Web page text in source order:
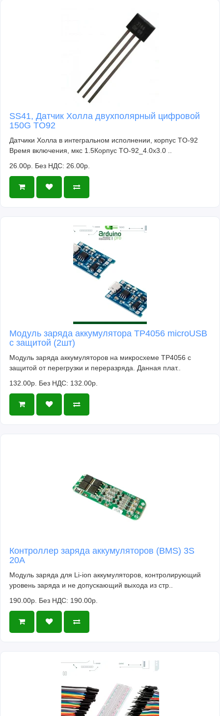
SS41, Датчик Холла двухполярный цифровой
150G TO92
Датчики Холла в интегральном исполнении, корпус TO-92
Время включения, мкс 1.5Корпус TO-92_4.0x3.0 ..
26.00р. Без НДС: 26.00р.
Модуль заряда аккумулятора TP4056 microUSB
с защитой (2шт)
Модуль заряда аккумуляторов на микросхеме TP4056 с
защитой от перегрузки и переразряда. Данная плат..
132.00р. Без НДС: 132.00р.
Контроллер заряда аккумуляторов (BMS) 3S
20A
Модуль заряда для Li-ion аккумуляторов, контролирующий
уровень заряда и не допускающий выхода из стр..
190.00р. Без НДС: 190.00р.